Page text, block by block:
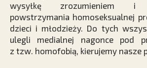
wysyłkę zrozumieniem i
powstrzymania homoseksualnej
dzieci i młodzieży. Do tych
ulegli medialnej nagonce pod
z tzw. homofobią, kierujemy nasze